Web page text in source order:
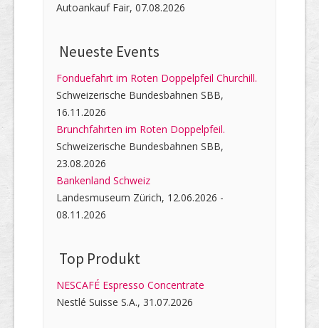
Autoankauf Fair, 07.08.2026
Neueste Events
Fonduefahrt im Roten Doppelpfeil Churchill.
Schweizerische Bundesbahnen SBB,
16.11.2026
Brunchfahrten im Roten Doppelpfeil.
Schweizerische Bundesbahnen SBB,
23.08.2026
Bankenland Schweiz
Landesmuseum Zürich, 12.06.2026 -
08.11.2026
Top Produkt
NESCAFÉ Espresso Concentrate
Nestlé Suisse S.A., 31.07.2026